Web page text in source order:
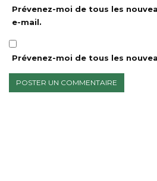
Prévenez-moi de tous les
e-mail.
Prévenez-moi de tous les